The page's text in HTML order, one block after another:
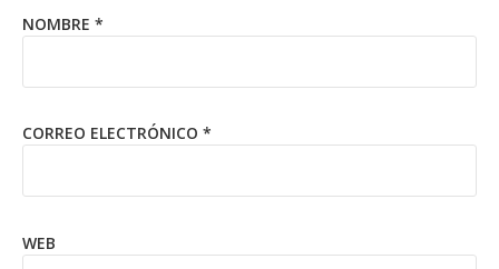
NOMBRE *
CORREO ELECTRÓNICO *
WEB